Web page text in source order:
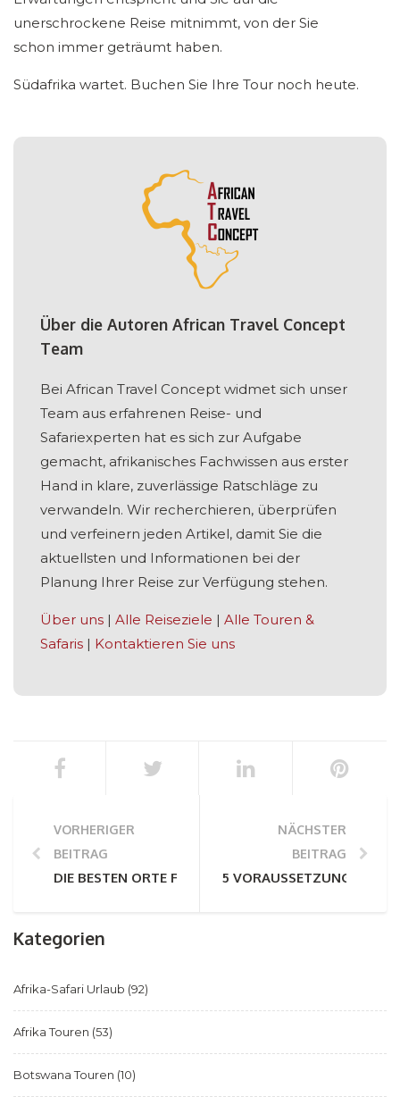
unerschrockene Reise mitnimmt, von der Sie
schon immer geträumt haben.
Südafrika wartet. Buchen Sie Ihre Tour noch heute.
Über die Autoren African Travel Concept
Team
Bei African Travel Concept widmet sich unser
Team aus erfahrenen Reise- und
Safariexperten hat es sich zur Aufgabe
gemacht, afrikanisches Fachwissen aus erster
Hand in klare, zuverlässige Ratschläge zu
verwandeln. Wir recherchieren, überprüfen
und verfeinern jeden Artikel, damit Sie die
aktuellsten und Informationen bei der
Planung Ihrer Reise zur Verfügung stehen.
Über uns | Alle Reiseziele | Alle Touren &
Safaris | Kontaktieren Sie uns
VORHERIGER
BEITRAG
DIE BESTEN ORTE FÜR EINEN SAFARI-URLAUB IN
NÄCHSTER
BEITRAG
5 VORAUSSETZUNGEN
Kategorien
Afrika-Safari Urlaub (92)
Afrika Touren (53)
Botswana Touren (10)